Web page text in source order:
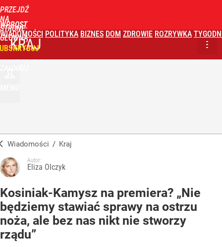
PRZEJDŹ
NA
STRONĘ
GŁÓWNĄ
WPROST
WIADOMOŚCI POLITYKA BIZNES DOM ZDROWIE ROZRYWKA
KRAJ
Wiadomości / Kraj
Autor:
Eliza Olczyk
Kosiniak-Kamysz na premiera? „Nie
będziemy stawiać sprawy na ostrzu
noża, ale bez nas nikt nie stworzy
rządu”